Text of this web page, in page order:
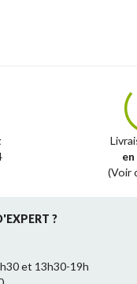
(Voir
?
et 13h30-19h